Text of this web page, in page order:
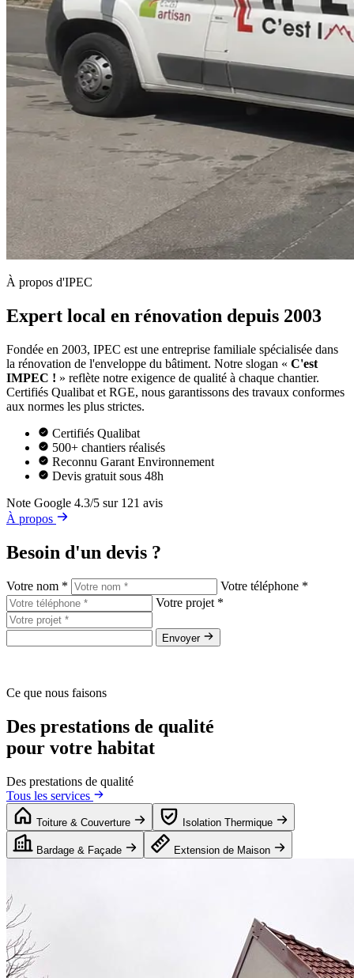
À propos d'IPEC
Expert local en rénovation depuis 2003
Fondée en 2003, IPEC est une entreprise familiale spécialisée dans
la rénovation de l'enveloppe du bâtiment. Notre slogan « C'est
IMPEC ! » reflète notre exigence de qualité à chaque chantier.
Certifiés Qualibat et RGE, nous garantissons des travaux conformes
aux normes les plus strictes.
Certifiés Qualibat
500+ chantiers réalisés
Reconnu Garant Environnement
Devis gratuit sous 48h
Note Google 4.3/5 sur 121 avis
À propos
Besoin d'un devis ?
Votre nom *
Votre téléphone *
Votre projet *
Envoyer
Ce que nous faisons
Des prestations de qualité
pour votre habitat
Des prestations de qualité
Tous les services
Toiture & Couverture Isolation Thermique
Bardage & Façade Extension de Maison